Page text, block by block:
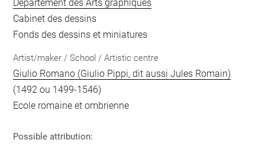
Département des Arts graphiques
Cabinet des dessins
Fonds des dessins et miniatures
Artist/maker / School / Artistic centre
Giulio Romano (Giulio Pippi, dit aussi Jules Romain)
(1492 ou 1499-1546)
Ecole romaine et ombrienne
Possible attribution: